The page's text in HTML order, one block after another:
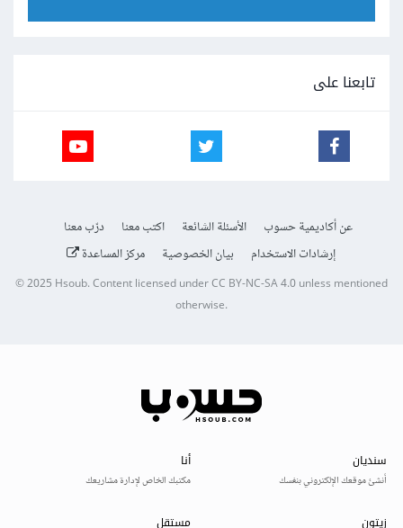
تابعنا على
عن أكاديمية حسوب الأسئلة الشائعة اكتب معنا
درّب معنا
إرشادات الاستخدام
بيان الخصوصية مركز المساعدة
© 2025Hsoub.Content licensed underCC BY-NC-SA 4.0unless mentioned
otherwise.